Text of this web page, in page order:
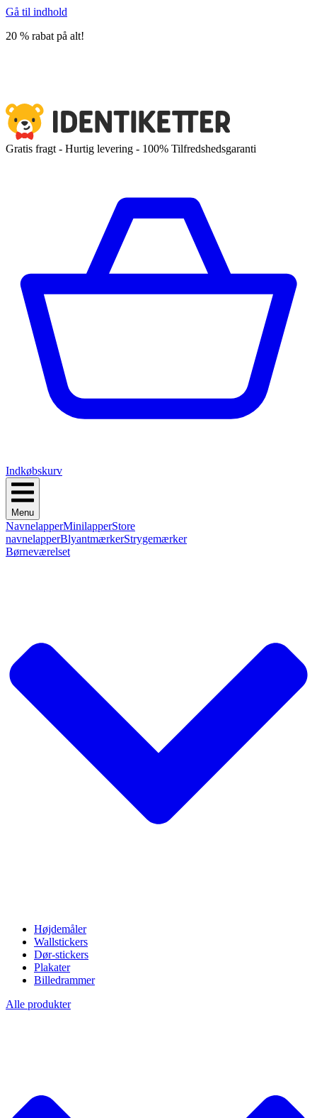
Gå til indhold
20 % rabat på alt!
Gratis fragt - Hurtig levering - 100% Tilfredshedsgaranti
Indkøbskurv
Menu
NavnelapperMinilapperStore
navnelapperBlyantmærkerStrygemærker
Børneværelset
Højdemåler
Wallstickers
Dør-stickers
Plakater
Billedrammer
Alle produkter